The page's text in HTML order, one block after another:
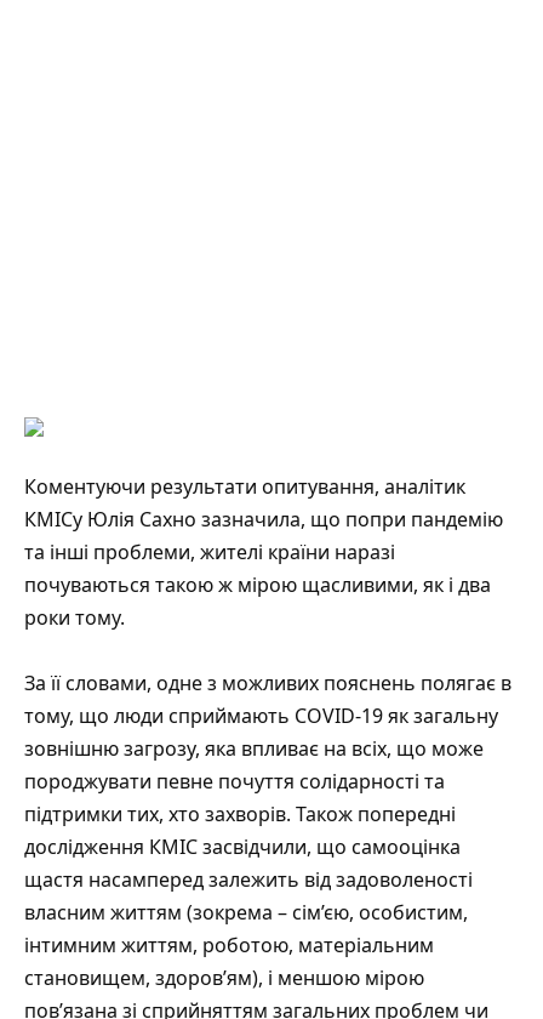
Коментуючи результати опитування, аналітик
КМІСу Юлія Сахно зазначила, що попри пандемію
та інші проблеми, жителі країни наразі
почуваються такою ж мірою щасливими, як і два
роки тому.
За її словами, одне з можливих пояснень полягає в
тому, що люди сприймають COVID-19 як загальну
зовнішню загрозу, яка впливає на всіх, що може
породжувати певне почуття солідарності та
підтримки тих, хто захворів. Також попередні
дослідження КМІС засвідчили, що самооцінка
щастя насамперед залежить від задоволеності
власним життям (зокрема – сім’єю, особистим,
інтимним життям, роботою, матеріальним
становищем, здоров’ям), і меншою мірою
пов’язана зі сприйняттям загальних проблем чи